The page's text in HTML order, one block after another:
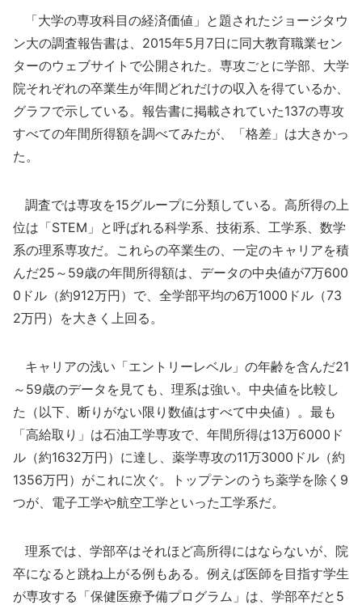
「大学の専攻科目の経済価値」と題されたジョージタウ
ン大の調査報告書は、2015年5月7日に同大教育職業セン
ターのウェブサイトで公開された。専攻ごとに学部、大学
院それぞれの卒業生が年間どれだけの収入を得ているか、
グラフで示している。報告書に掲載されていた137の専攻
すべての年間所得額を調べてみたが、「格差」は大きかっ
た。
調査では専攻を15グループに分類している。高所得の上
位は「STEM」と呼ばれる科学系、技術系、工学系、数学
系の理系専攻だ。これらの卒業生の、一定のキャリアを積
んだ25～59歳の年間所得額は、データの中央値が7万600
0ドル（約912万円）で、全学部平均の6万1000ドル（73
2万円）を大きく上回る。
キャリアの浅い「エントリーレベル」の年齢を含んだ21
～59歳のデータを見ても、理系は強い。中央値を比較し
た（以下、断りがない限り数値はすべて中央値）。最も
「高給取り」は石油工学専攻で、年間所得は13万6000ド
ル（約1632万円）に達し、薬学専攻の11万3000ドル（約
1356万円）がこれに次ぐ。トップテンのうち薬学を除く9
つが、電子工学や航空工学といった工学系だ。
理系では、学部卒はそれほど高所得にはならないが、院
卒になると跳ね上がる例もある。例えば医師を目指す学生
が専攻する「保健医療予備プログラム」は、学部卒だと5